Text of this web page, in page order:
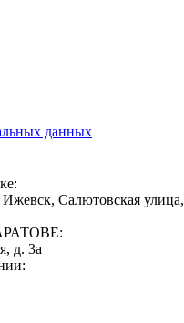
данных
Салютовская улица,
д. 3а